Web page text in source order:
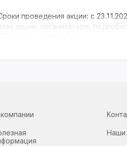
проведения акции: с
акции, организаторе,
для просмотра бесплатного
Наши